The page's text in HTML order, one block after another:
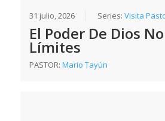
31 julio, 2026 Series:Visita
El Poder De Dios
Límites
PASTOR:Mario Tayún